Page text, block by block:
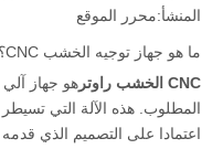
المنشأ:محرر الموقع
ما هو جهاز توجيه الخشب CNC؟
CNC الخشب راوتر
هو جهاز
المطلوب. هذه الآلة التي تسيطر
اعتمادا على التصميم الذي